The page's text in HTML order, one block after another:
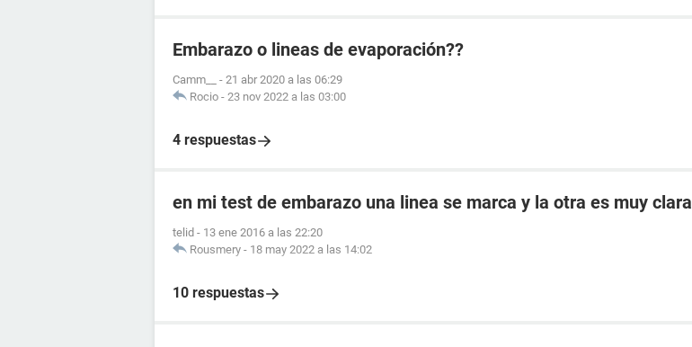
Embarazo o lineas de evaporación??
Camm__ - 21 abr 2020 a las 06:29
Rocio - 23 nov 2022 a las 03:00
4 respuestas
en mi test de embarazo una linea se marca y la otra es muy clara
telid - 13 ene 2016 a las 22:20
Rousmery - 18 may 2022 a las 14:02
10 respuestas